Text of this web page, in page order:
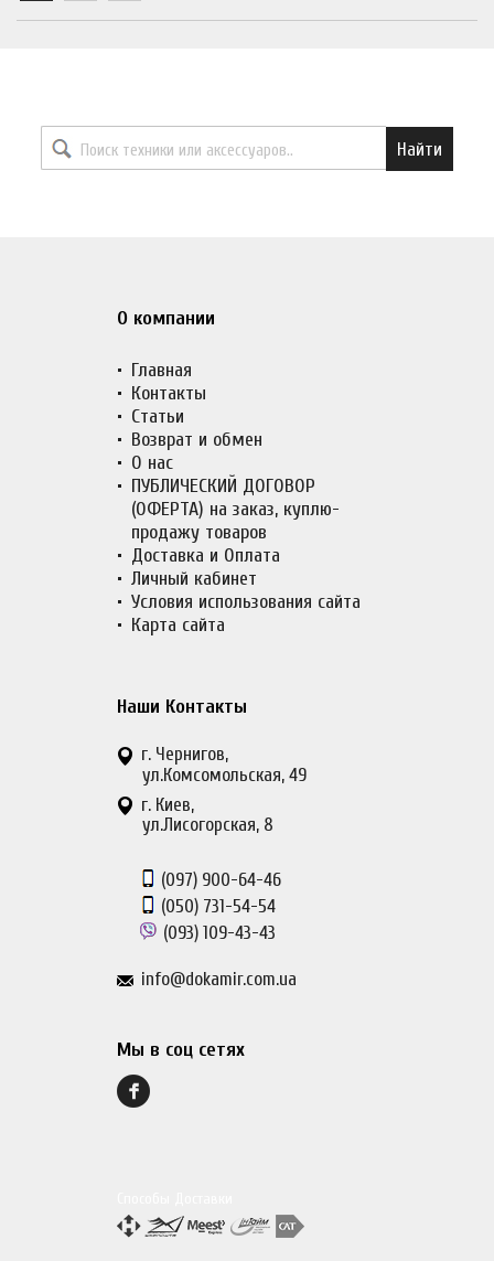
Найти
О компании
Главная
Контакты
Статьи
Возврат и обмен
О нас
ПУБЛИЧЕСКИЙ ДОГОВОР
(ОФЕРТА) на заказ, куплю-
продажу товаров
Доставка и Оплата
Личный кабинет
Условия использования сайта
Карта сайта
Наши Контакты
г. Чернигов,
ул.Комсомольская, 49
г. Киев,
ул.Лисогорская, 8
(097) 900-64-46
(050) 731-54-54
(093) 109-43-43
info@dokamir.com.ua
Мы в соц сетях